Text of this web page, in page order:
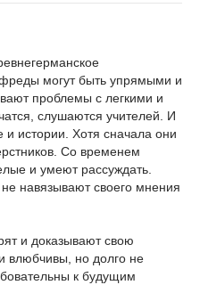
могут быть упрямыми и
проблемы с легкими и
слушаются учителей. И
истории. Хотя сначала они
Со временем
и умеют рассуждать.
навязывают своего мнения
и доказывают свою
влюбчивы, но долго не
к будущим